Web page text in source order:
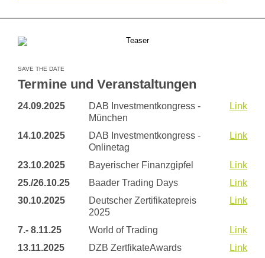
SAVE THE DATE
Termine und Veranstaltungen
24.09.2025
DAB Investmentkongress -
München
Link
14.10.2025
DAB Investmentkongress -
Onlinetag
Link
23.10.2025 Bayerischer Finanzgipfel
Link
25./26.10.25
Baader Trading Days
Link
30.10.2025
Deutscher Zertifikatepreis
2025
Link
7.- 8.11.25 World of Trading
Link
13.11.2025
DZB ZertfikateAwards
Link